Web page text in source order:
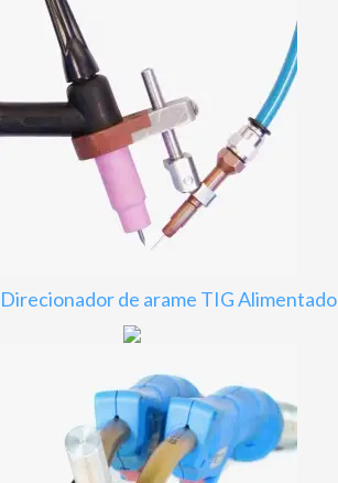
Direcionador de arame TIG Alimentado